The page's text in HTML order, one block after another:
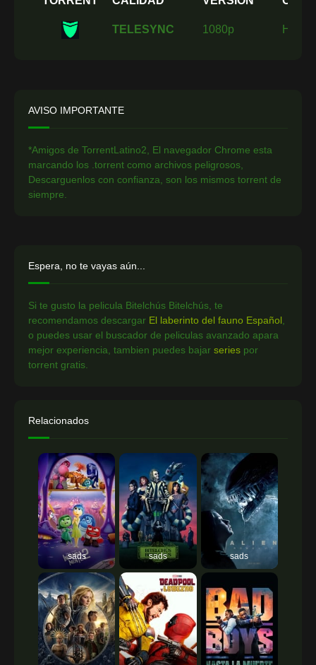
TELESYNC 1080p H.264
AVISO IMPORTANTE
*Amigos de TorrentLatino2, El navegador Chrome esta
marcando los .torrent como archivos peligrosos,
Descarguenlos con confianza, son los mismos torrent de
siempre.
Espera, no te vayas aún...
Si te gusto la pelicula Bitelchús Bitelchús, te
recomendamos descargar El laberinto del fauno Español
o puedes usar el buscador de peliculas avanzado apara
mejor experiencia, tambien puedes bajar series por
torrent gratis.
Relacionados
sads sads sads